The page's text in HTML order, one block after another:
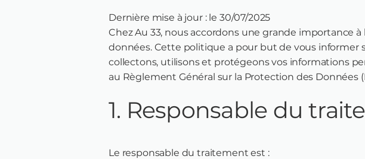
Dernière mise à jour : le 30/07/2025
Chez Au 33, nous accordons une grande importance
données. Cette politique a pour but de vous informer
collectons, utilisons et protégeons vos informations
au Règlement Général sur la Protection des Données
1. Responsable du
Le responsable du traitement est :